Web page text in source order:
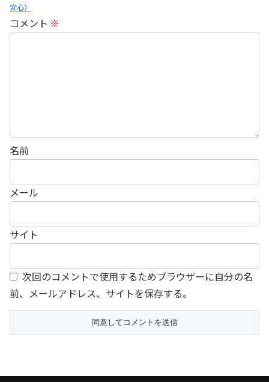
安心）
コメント ※
名前
メール
サイト
次回のコメントで使用するためブラウザーに自分の名
前、メールアドレス、サイトを保存する。